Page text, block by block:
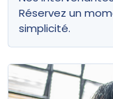
Réservez un
simplicité.